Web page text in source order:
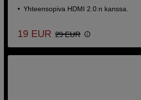
Yhteensopiva HDMI 2.0:n kanssa.
19 EUR 29 EUR